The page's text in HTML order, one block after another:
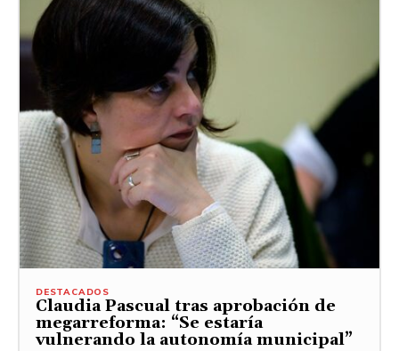
DESTACADOS
Claudia Pascual tras aprobación de
megarreforma: “Se estaría
vulnerando la autonomía municipal”